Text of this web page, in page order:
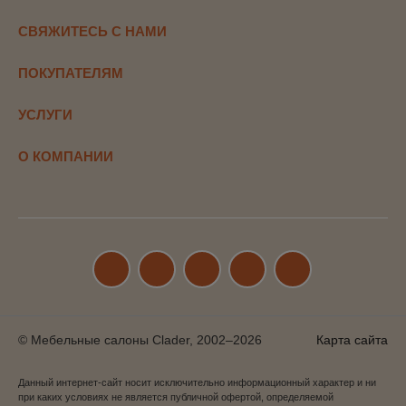
СВЯЖИТЕСЬ С НАМИ
ПОКУПАТЕЛЯМ
УСЛУГИ
О КОМПАНИИ
© Мебельные салоны Clader, 2002–2026 Карта сайта
Данный интернет-сайт носит исключительно информационный характер и ни
при каких условиях не является публичной офертой, определяемой